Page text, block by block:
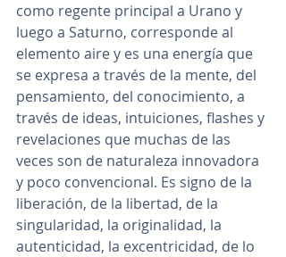
como regente principal a Urano y
luego a Saturno, corresponde al
elemento aire y es una energía que
se expresa a través de la mente, del
pensamiento, del conocimiento, a
través de ideas, intuiciones, flashes y
revelaciones que muchas de las
veces son de naturaleza innovadora
y poco convencional. Es signo de la
liberación, de la libertad, de la
singularidad, la originalidad, la
autenticidad, la excentricidad, de lo